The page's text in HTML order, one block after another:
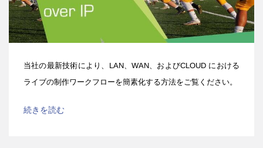
当社の最新技術により、LAN、WAN、およびCLOUD における
ライブの制作ワークフローを簡素化する方法をご覧ください。
続きを読む